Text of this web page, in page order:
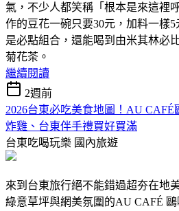
氣，不少人都笑稱「根本是來這裡
作的豆花一碗只要30元，加料一樣
是必點組合，還能喝到由米其林必
菊花茶。
繼續閱讀
2週前
2026台東必吃美食地圖！AU
炸雞、台東伴手禮買好買滿
台東吃喝玩樂 國內旅遊
來到台東旅行絕不能錯過超夯在地
綠意草坪與網美氛圍的AU CAFÉ